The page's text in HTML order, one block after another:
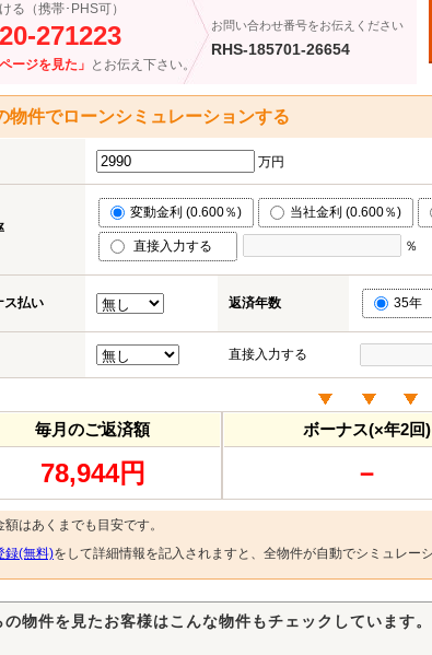
る（携帯･PHS可）
271223
ージを見た」 とお伝え下さい。
お問い合わせ番号をお伝えください
RHS-185701-26654
物件でローンシミュレーションする
万円
変動金利 (0.600％) 当社金利 (0.600％)
直接入力する ％
ス払い 返済年数 35年
直接入力する
毎月のご返済額
78,944円
ボーナス(×年2回)
－
はあくまでも目安です。
録(無料)をして詳細情報を記入されますと、全物件が自動でシミュレー
の物件を見たお客様はこんな物件もチェックしています。